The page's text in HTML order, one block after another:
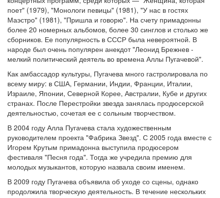
поет" (1979), "Монологи певицы" (1981), "У нас в гостях
Маэстро" (1981), "Пришла и говорю". На счету примадонны
более 20 номерных альбомов, более 30 синглов и столько же
сборников. Ее популярность в СССР была невероятной. В
народе был очень популярен анекдот "Леонид Брежнев -
мелкий политический деятель во времена Аллы Пугачевой".
Как амбассадор культуры, Пугачева много гастролировала по
всему миру: в США, Германии, Индии, Франции, Италии,
Израиле, Японии, Северной Корее, Австралии, Кубе и других
странах. После Перестройки звезда занялась продюсерской
деятельностью, сочетая ее с сольным творчеством.
В 2004 году Алла Пугачева стала художественным
руководителем проекта "Фабрика Звезд". С 2005 года вместе с
Игорем Крутым примадонна выступила продюсером
фестиваля "Песня года". Тогда же учредила премию для
молодых музыкантов, которую назвала своим именем.
В 2009 году Пугачева объявила об уходе со сцены, однако
продолжила творческую деятельность. В течение нескольких